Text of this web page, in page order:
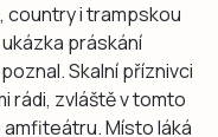
country i trampskou
práskání
Skalní příznivci
rádi, zvláště v tomto
Místo láká